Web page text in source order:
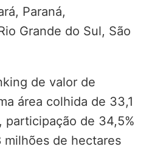
Paraná,
Grande do Sul, São
de valor de
área colhida de 33,1
participação de 34,5%
milhões de hectares